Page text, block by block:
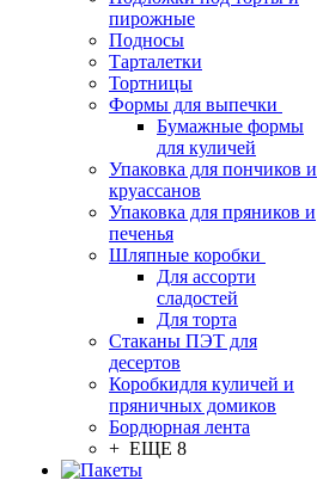
пирожные
Подносы
Тарталетки
Тортницы
Формы для выпечки
Бумажные формы
для куличей
Упаковка для пончиков и
круассанов
Упаковка для пряников и
печенья
Шляпные коробки
Для ассорти
сладостей
Для торта
Стаканы ПЭТ для
десертов
Коробкидля куличей и
пряничных домиков
Бордюрная лента
+ ЕЩЕ 8